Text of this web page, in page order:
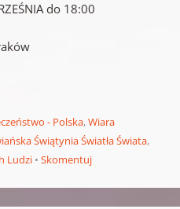
do 18:00
- Polska,Wiara
Świątynia Światła Świata,
Ludzi Skomentuj